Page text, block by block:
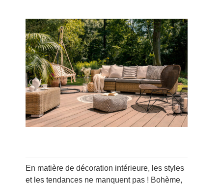
En matière de décoration intérieure, les styles
et les tendances ne manquent pas ! Bohème,